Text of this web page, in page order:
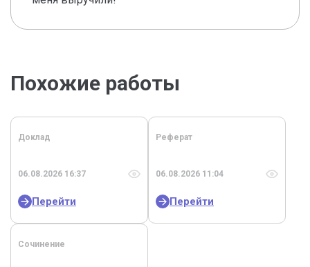
Похожие работы
Доклад
06.08.2026 16:37
Перейти
Реферат
06.08.2026 11:04
Перейти
Сочинение